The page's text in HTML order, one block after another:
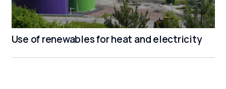
Use of renewables for heat and electricity